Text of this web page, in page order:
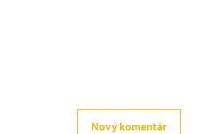
Nový komentár